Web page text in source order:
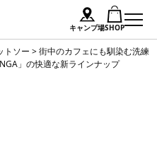
キャンプ場SHOP
トソー >街中のカフェにも馴染む洗練
」の快適な新ラインナップ